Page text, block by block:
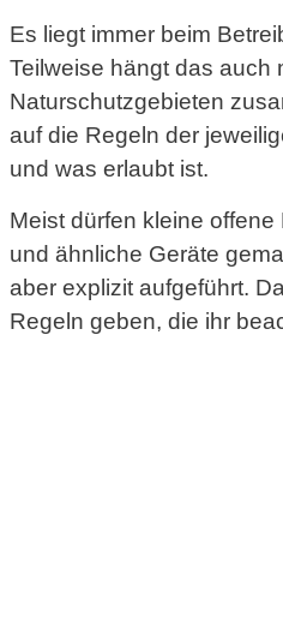
Es liegt immer beim
Teilweise hängt das auch
Naturschutzgebieten
auf die Regeln der
und was erlaubt ist.
Meist dürfen kleine
und ähnliche Geräte
aber explizit aufgeführt.
Regeln geben, die ihr